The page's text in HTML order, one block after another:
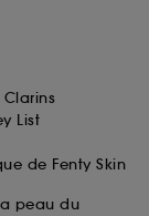
List
de Fenty Skin
peau du